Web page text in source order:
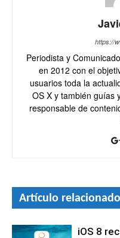
https://
Periodista y
en 2012 con el
usuarios toda la
OS X y también guías
responsable de
Artículo
iOS 8